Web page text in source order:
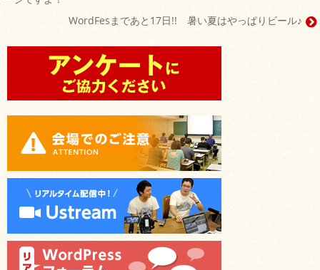
ョ
ン
WordFesまであと17日!! 暑い夏はやっぱりビール♪